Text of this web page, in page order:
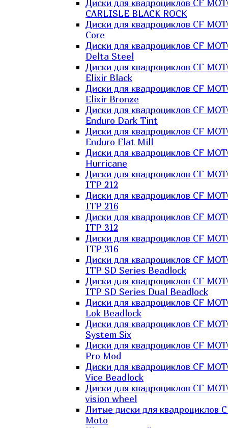
Диски для квадроциклов CF
CARLISLE BLACK ROCK
Диски для квадроциклов CF
Core
Диски для квадроциклов CF
Delta Steel
Диски для квадроциклов CF
Elixir Black
Диски для квадроциклов CF
Elixir Bronze
Диски для квадроциклов CF
Enduro Dark Tint
Диски для квадроциклов CF
Enduro Flat Mill
Диски для квадроциклов CF
Hurricane
Диски для квадроциклов CF
ITP 212
Диски для квадроциклов CF
ITP 216
Диски для квадроциклов CF
ITP 312
Диски для квадроциклов CF
ITP 316
Диски для квадроциклов CF
ITP SD Series Beadlock
Диски для квадроциклов CF
ITP SD Series Dual Beadlock
Диски для квадроциклов CF
Lok Beadlock
Диски для квадроциклов CF
System Six
Диски для квадроциклов CF
Pro Mod
Диски для квадроциклов CF
Vice Beadlock
Диски для квадроциклов CF
vision wheel
Литые диски для квадроциклов
Moto